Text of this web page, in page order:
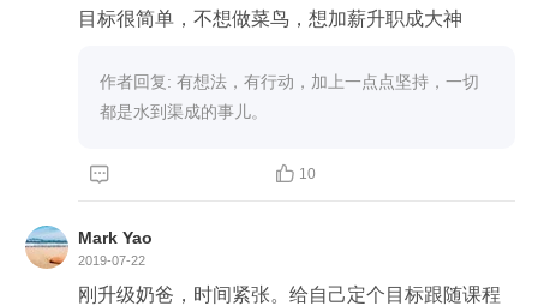
目标很简单，不想做菜鸟，想加薪升职成大神
作者回复: 有想法，有行动，加上一点点坚持，一切
都是水到渠成的事儿。
  10
Mark Yao
2019-07-22
刚升级奶爸，时间紧张。给自己定个目标跟随课程